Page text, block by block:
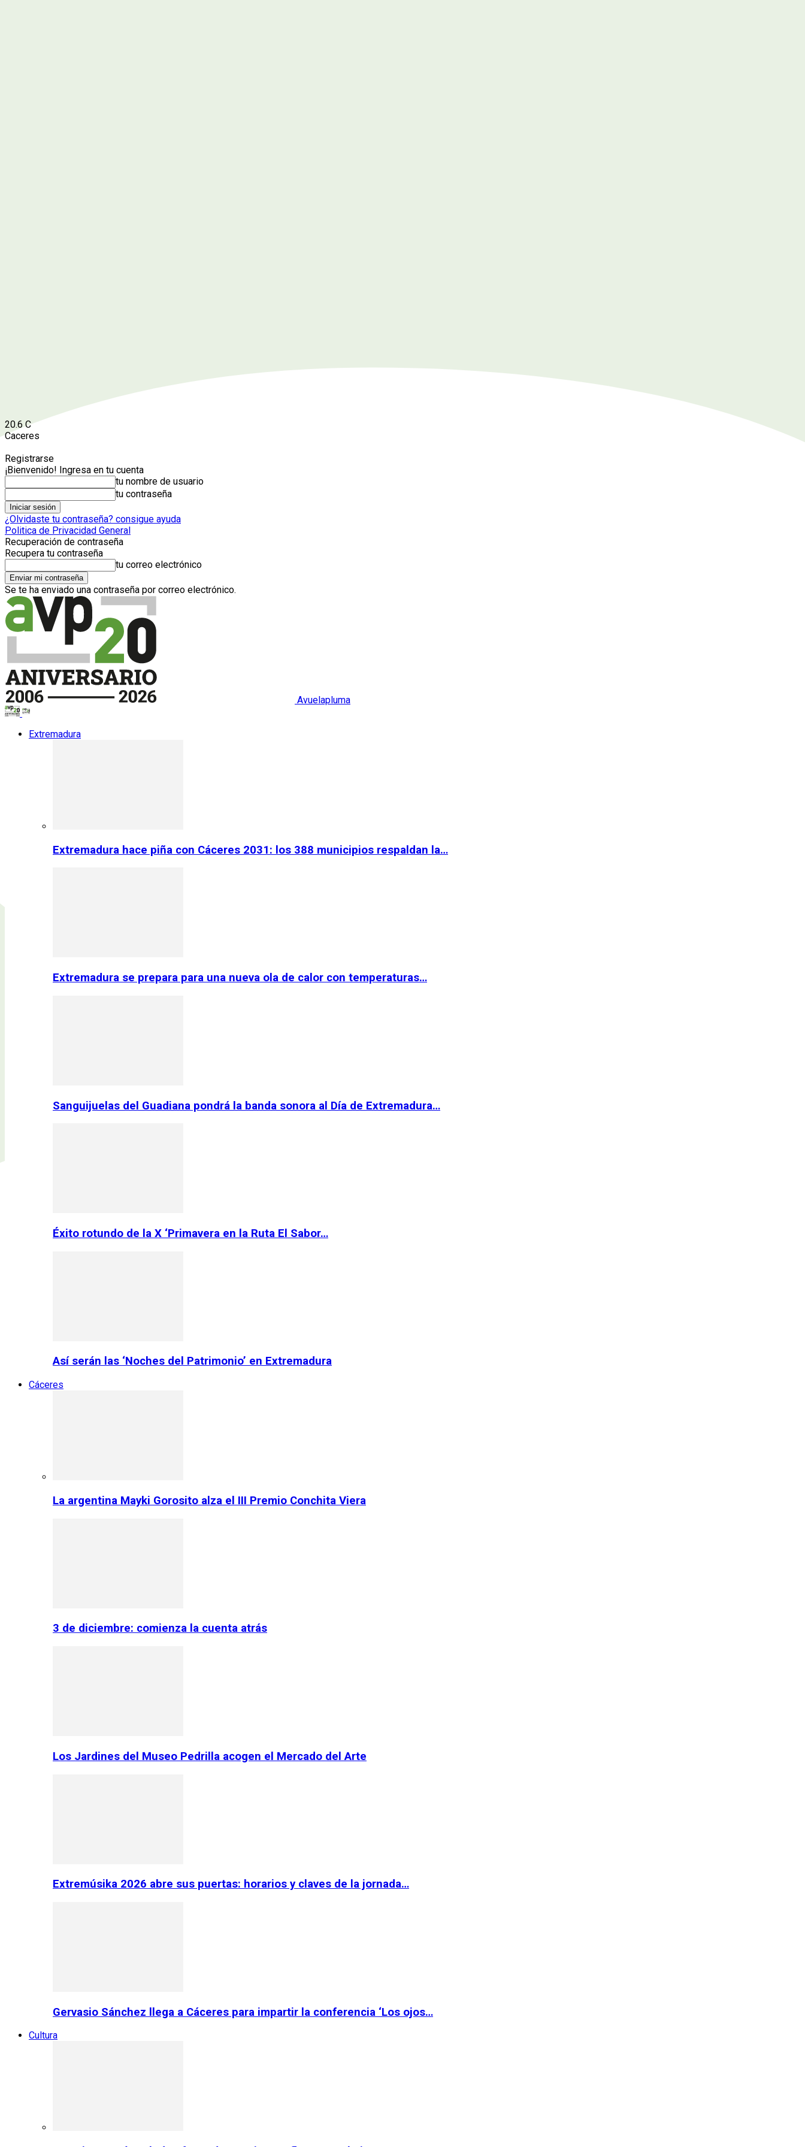
20.6 C
Caceres
Registrarse
¡Bienvenido! Ingresa en tu cuenta
tu nombre de usuario
tu contraseña
¿Olvidaste tu contraseña? consigue ayuda
Politica de Privacidad General
Recuperación de contraseña
Recupera tu contraseña
tu correo electrónico
Se te ha enviado una contraseña por correo electrónico.
Avuelapluma
Extremadura
Extremadura hace piña con Cáceres 2031: los 388 municipios respaldan la…
Extremadura se prepara para una nueva ola de calor con temperaturas…
Sanguijuelas del Guadiana pondrá la banda sonora al Día de Extremadura…
Éxito rotundo de la X ‘Primavera en la Ruta El Sabor…
Así serán las ‘Noches del Patrimonio’ en Extremadura
Cáceres
La argentina Mayki Gorosito alza el III Premio Conchita Viera
3 de diciembre: comienza la cuenta atrás
Los Jardines del Museo Pedrilla acogen el Mercado del Arte
Extremúsika 2026 abre sus puertas: horarios y claves de la jornada…
Gervasio Sánchez llega a Cáceres para impartir la conferencia ‘Los ojos…
Cultura